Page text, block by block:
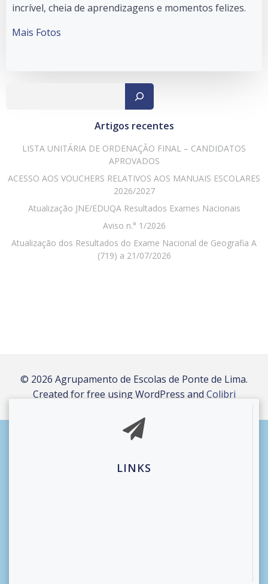
incrível, cheia de aprendizagens e momentos felizes.
Mais Fotos
Artigos recentes
LISTA UNITÁRIA DE ORDENAÇÃO FINAL – CANDIDATOS
APROVADOS
ACESSO AOS VOUCHERS RELATIVOS AOS MANUAIS ESCOLARES
2026/2027
Atualização JNE/EDUQA Resultados Exames Nacionais
Aviso n.° 1/2026
Atualização dos Resultados do Exame Nacional de Geografia A
(719) a 21/07/2026
© 2026 Agrupamento de Escolas de Ponte de Lima.
Created for free using WordPress andColibri
LINKS